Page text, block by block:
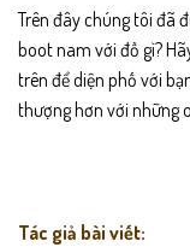
Trên đây chúng tôi đã
boot nam với đồ gì?
trên để diện phố với
thượng hơn với những
Tác giả bài viết: